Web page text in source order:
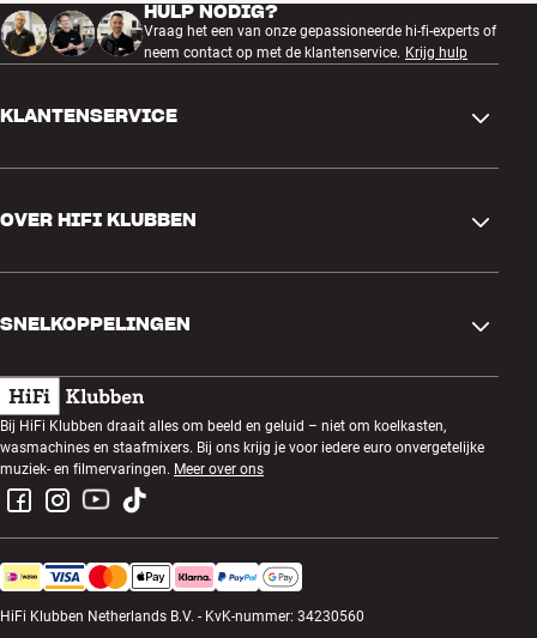
HULP NODIG?
Vraag het een van onze gepassioneerde hi-fi-experts of
neem contact op met de klantenservice. Krijg hulp
KLANTENSERVICE
Ruilen en retourneren
Bestelling herroepen
Algemene voorwaarden
Privacybeleid
OVER HIFI KLUBBEN
Klantenclub
Luisteravond
Prijsvragen
Werken bij HiFi Klubben
SNELKOPPELINGEN
Cadeaubonnen
Bouwen met geluid
Montage en installatie
Apparaten recyclen
Productreviews
Bij HiFi Klubben draait alles om beeld en geluid – niet om koelkasten,
wasmachines en staafmixers. Bij ons krijg je voor iedere euro onvergetelijke
muziek- en filmervaringen. Meer over ons
HiFi Klubben Netherlands B.V. - KvK-nummer: 34230560